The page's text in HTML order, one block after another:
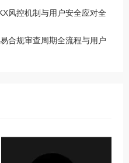
风控机制与用户安全应对全
合规审查周期全流程与用户